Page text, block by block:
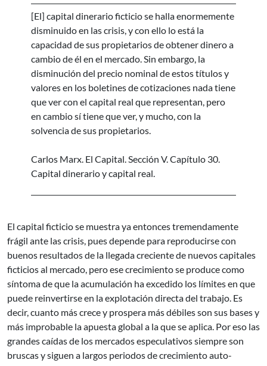
[El] capital dinerario ficticio se halla enormemente
disminuido en las crisis, y con ello lo está la
capacidad de sus propietarios de obtener dinero a
cambio de él en el mercado. Sin embargo, la
disminución del precio nominal de estos títulos y
valores en los boletines de cotizaciones nada tiene
que ver con el capital real que representan, pero
en cambio sí tiene que ver, y mucho, con la
solvencia de sus propietarios.
Carlos Marx. El Capital. Sección V. Capítulo 30.
Capital dinerario y capital real.
El capital ficticio se muestra ya entonces tremendamente
frágil ante las crisis, pues depende para reproducirse con
buenos resultados de la llegada creciente de nuevos capitales
ficticios al mercado, pero ese crecimiento se produce como
síntoma de que la acumulación ha excedido los límites en que
puede reinvertirse en la explotación directa del trabajo. Es
decir, cuanto más crece y prospera más débiles son sus bases y
más improbable la apuesta global a la que se aplica. Por eso las
grandes caídas de los mercados especulativos siempre son
bruscas y siguen a largos periodos de crecimiento auto-